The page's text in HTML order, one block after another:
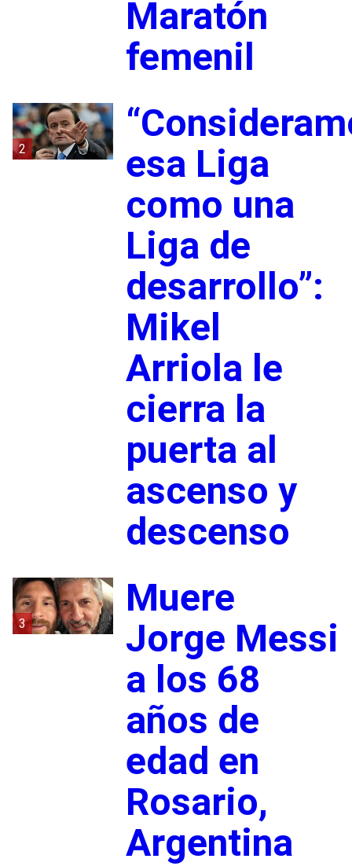
Maratón
femenil
2
esa Liga
como una
Liga de
desarrollo”:
Mikel
Arriola le
cierra la
puerta al
ascenso y
descenso
3
Muere
Jorge Messi
a los 68
años de
edad en
Rosario,
Argentina